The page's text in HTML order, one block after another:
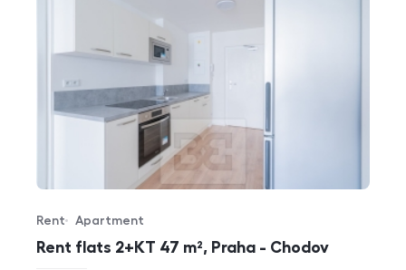
Rent flats 2+KT 47 m², Praha - Chodov
Offer type
Rent
Property type
Apartment